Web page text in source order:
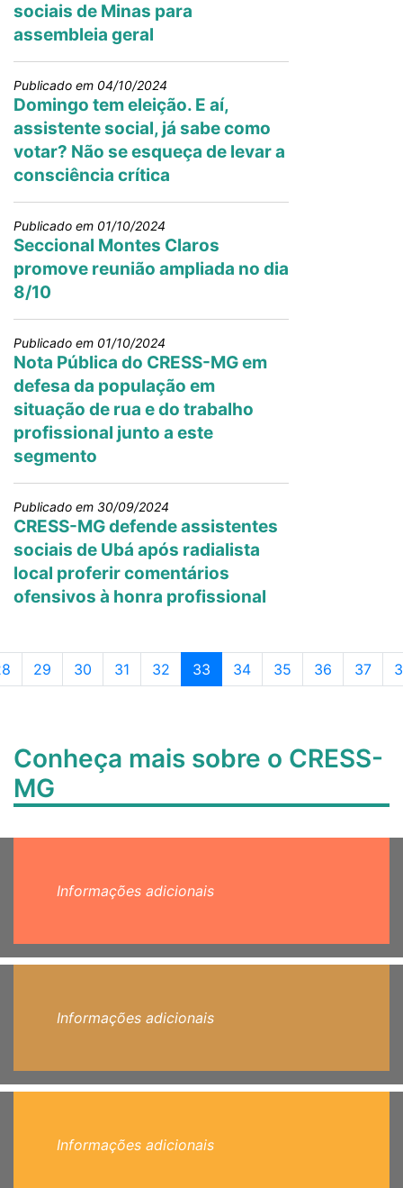
sociais de Minas para ​
assembleia geral
Publicado em 04/10/2024
Domingo tem eleição. E aí,
assistente social, já sabe como
votar? Não se esqueça de levar a
consciência crítica
Publicado em 01/10/2024
Seccional Montes Claros
promove reunião ampliada no dia
8/10
Publicado em 01/10/2024
Nota Pública do CRESS-MG em
defesa da população em
situação de rua e do trabalho
profissional junto a este
segmento
Publicado em 30/09/2024
CRESS-MG defende assistentes
sociais de Ubá após radialista
local proferir comentários
ofensivos à honra profissional
Page navigation
Página
29 Página
30 Página
31 Página
32 Página atual
33 Página
34 Página
35 Página
36 Página
37
Conheça mais sobre o CRESS-
MG
Informações adicionais
Informações adicionais
Informações adicionais